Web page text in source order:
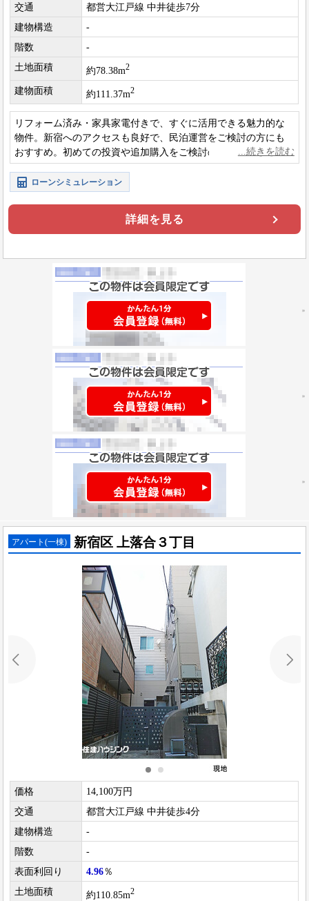
交通
都営大江戸線 中井徒歩7分
建物構造
-
階数
-
土地面積
約78.38m2
建物面積 約111.37m2
リフォーム済み・家具家電付きで、すぐに活用できる魅力的な
物件。新宿へのアクセスも良好で、民泊運営をご検討の方にも
おすすめ。初めての投資や追加購入をご検討の方にもぜひご覧
いただきたい一件です。
ローンシミュレーション
詳細を見る
アパート(一棟) 新宿区 上落合３丁目
価格
14,100万円
交通
都営大江戸線 中井徒歩4分
建物構造
-
階数
-
表面利回り
4.96％
土地面積
約110.85m2